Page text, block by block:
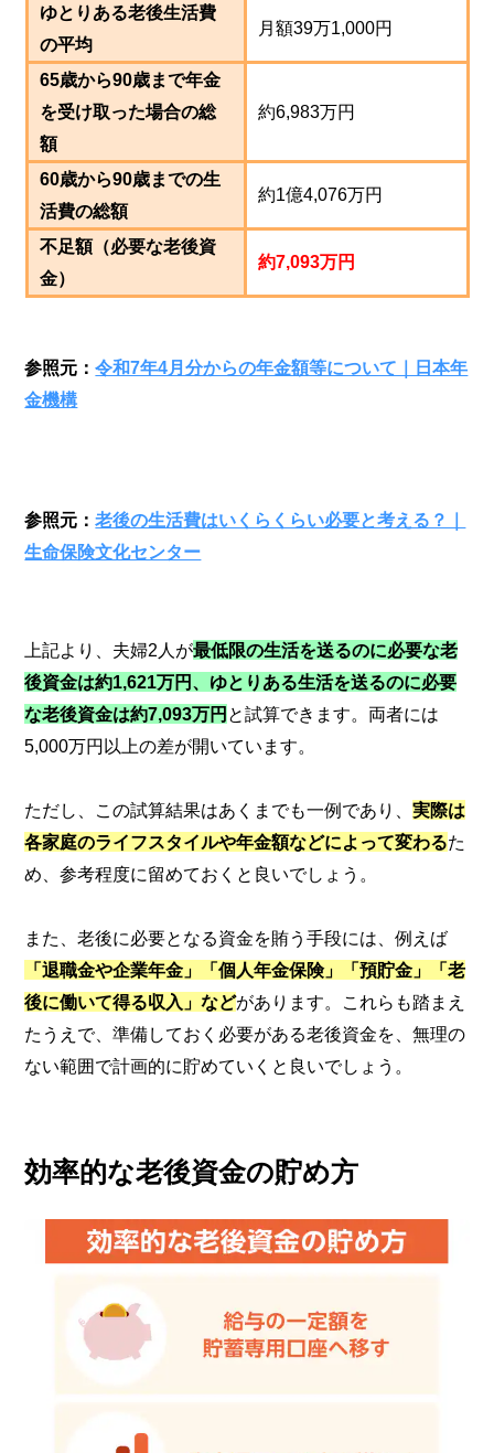
ゆとりある老後生活費
の平均
月額39万1,000円
65歳から90歳まで年金
を受け取った場合の総
額
約6,983万円
60歳から90歳までの生
活費の総額
約1億4,076万円
不足額（必要な老後資
金）
約7,093万円
参照元：令和7年4月分からの年金額等について｜日本年
金機構
参照元：老後の生活費はいくらくらい必要と考える？｜
生命保険文化センター
上記より、夫婦2人が最低限の生活を送るのに必要な老
後資金は約1,621万円、ゆとりある生活を送るのに必要
な老後資金は約7,093万円 と試算できます。両者には
5,000万円以上の差が開いています。
ただし、この試算結果はあくまでも一例であり、実際は
各家庭のライフスタイルや年金額などによって変わるた
め、参考程度に留めておくと良いでしょう。
また、老後に必要となる資金を賄う手段には、例えば
「退職金や企業年金」「個人年金保険」「預貯金」「老
後に働いて得る収入」などがあります。これらも踏まえ
たうえで、準備しておく必要がある老後資金を、無理の
ない範囲で計画的に貯めていくと良いでしょう。
効率的な老後資金の貯め方